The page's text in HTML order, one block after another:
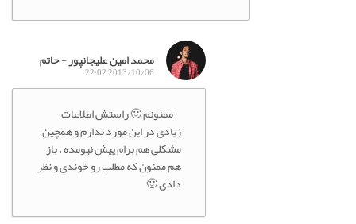
محمد امین علیجانپور - حاتم
2013/10/06 22:02
ممنونم 🙂 راستش اطلاعات
زیادی در این مورد ندارم و همچین
مشکلی هم برام پیش نیومده . باز
هم ممنون که مطلب رو خوندی و نظر
دادی 🙂